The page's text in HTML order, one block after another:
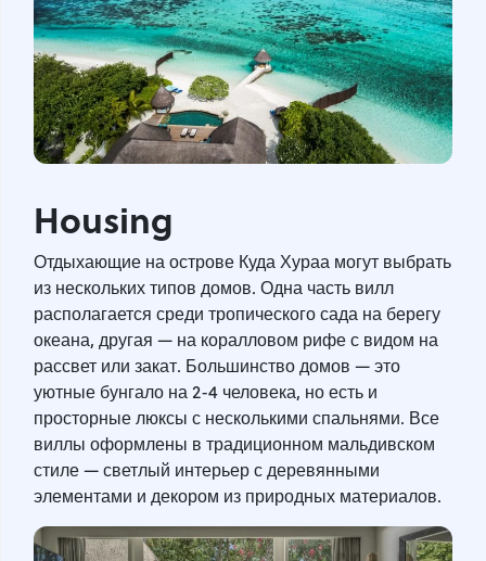
Housing
Отдыхающие на острове Куда Хураа могут выбрать
из нескольких типов домов. Одна часть вилл
располагается среди тропического сада на берегу
океана, другая — на коралловом рифе с видом на
рассвет или закат. Большинство домов — это
уютные бунгало на 2-4 человека, но есть и
просторные люксы с несколькими спальнями. Все
виллы оформлены в традиционном мальдивском
стиле — светлый интерьер с деревянными
элементами и декором из природных материалов.